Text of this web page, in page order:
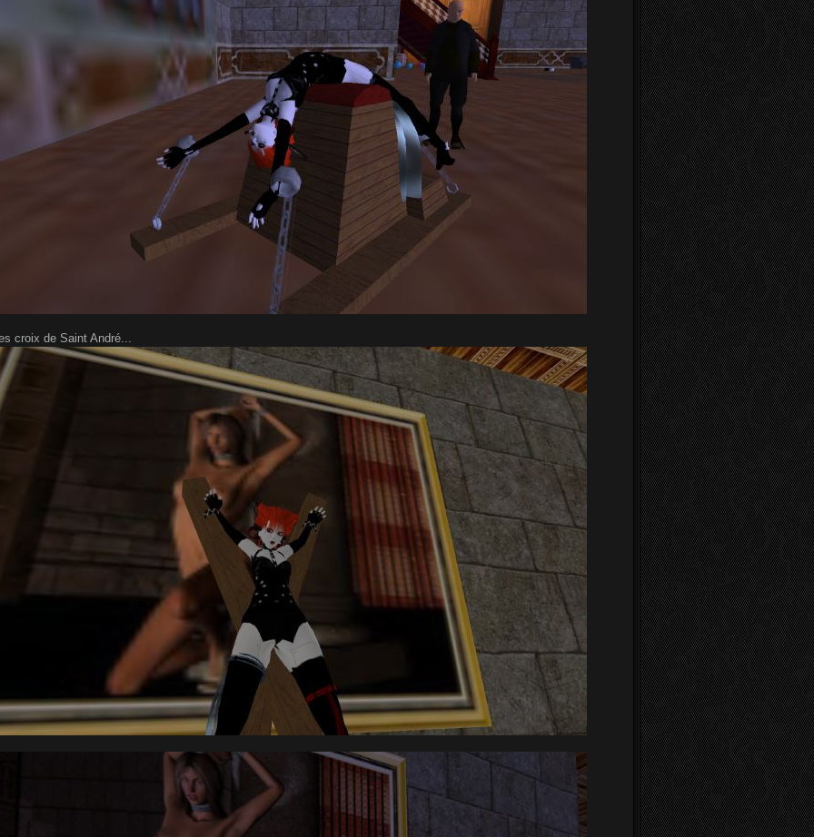
croix de Saint André...